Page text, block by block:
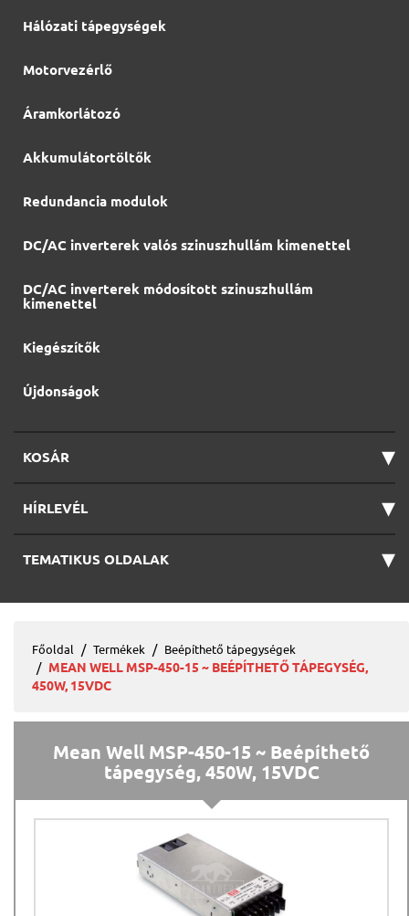
Hálózati tápegységek
Motorvezérlő
Áramkorlátozó
Akkumulátortöltők
Redundancia modulok
DC/AC inverterek valós szinuszhullám kimenettel
DC/AC inverterek módosított szinuszhullám
kimenettel
Kiegészítők
Újdonságok
KOSÁR ▾
HÍRLEVÉL ▾
TEMATIKUS OLDALAK ▾
Főoldal Termékek Beépíthető tápegységek
MEAN WELL MSP-450-15 ~ BEÉPÍTHETŐ TÁPEGYSÉG,
450W, 15VDC
Mean Well MSP-450-15 ~ Beépíthető
tápegység, 450W, 15VDC